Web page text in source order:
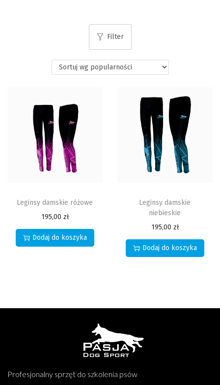
Filter
Leginsy damskie różowe
195,00 zł
Dodaj do koszyka
Leginsy damskie
niebieskie
195,00 zł
Dodaj do koszyka
Profesjonalny sprzęt do szkolenia psów